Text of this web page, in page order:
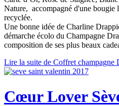
Nature, accompagné d'une bougie
recyclée.
Une bonne idée de Charline
démarche écolo du Champagne
composition de ses plus beaux
Lire la suite de Coffret champagne
Cœur Lover